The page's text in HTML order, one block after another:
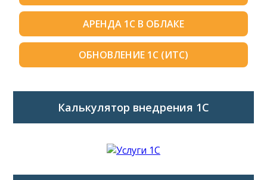
АРЕНДА 1С В ОБЛАКЕ
ОБНОВЛЕНИЕ 1С (ИТС)
Калькулятор внедрения 1C